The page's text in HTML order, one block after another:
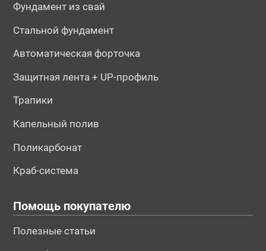
Фундамент из свай
Стальной фундамент
Автоматическая форточка
Защитная лента + UP-профиль
Трапики
Капельный полив
Поликарбонат
Краб-система
Помощь покупателю
Полезные статьи